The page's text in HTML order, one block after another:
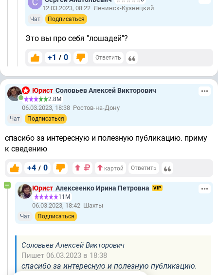
12.03.2023, 08:22 Ленинск-Кузнецкий
Чат Подписаться
Это вы про себя "лошадей"?
+1 / 0 Ответить
Юрист Соловьев Алексей Викторович
2.8М
06.03.2023, 18:38 Ростов-на-Дону
Чат Подписаться
спасибо за интересную и полезную публикацию. приму
к сведению
+4 / 0 картой Ответить
Юрист Алексеенко Ирина Петровна VIP
11М
06.03.2023, 18:42 Шахты
Чат Подписаться
Соловьев Алексей Викторович
Пишет 06.03.2023 в 18:38
спасибо за интересную и полезную публикацию.